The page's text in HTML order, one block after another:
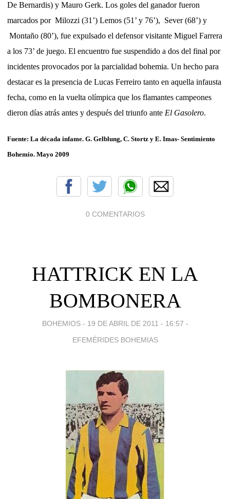
De Bernardis) y Mauro Gerk. Los goles del ganador fueron
marcados por Milozzi (31’) Lemos (51’ y 76’), Sever (68’) y
Montaño (80’), fue expulsado el defensor visitante Miguel Farrera
a los 73’ de juego. El encuentro fue suspendido a dos del final por
incidentes provocados por la parcialidad bohemia. Un hecho para
destacar es la presencia de Lucas Ferreiro tanto en aquella infausta
fecha, como en la vuelta olímpica que los flamantes campeones
dieron días atrás antes y después del triunfo ante El Gasolero.
Fuente: La década infame. G. Gelblung, C. Stortz y E. Imas- Sentimiento
Bohemio. Mayo 2009
0 COMENTARIOS
HATTRICK EN LA
BOMBONERA
BOHEMIOS - 19 DE ABRIL DE 2011 - 16:57 -
EFEMÉRIDES BOHEMIAS